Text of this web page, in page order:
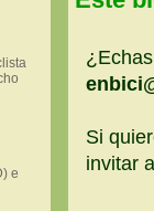
Si
invitar
e